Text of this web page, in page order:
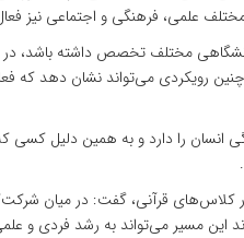
علمی، فرهنگی و اجتماعی نیز فعال
مختلف تخصص داشته باشد،
رویکردی می‌تواند نشان دهد که
را دارد و به همین دلیل
قرآنی، گفت: در میان
مسیر می‌تواند به رشد فردی و